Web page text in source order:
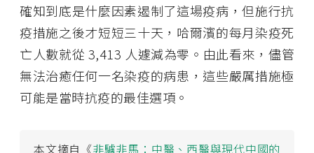
確知到底是什麼因素遏制了這場疫病，但施行抗
疫措施之後才短短三十天，哈爾濱的每月染疫死
亡人數就從 3,413 人遽減為零。由此看來，儘管
無法治癒任何一名染疫的病患，這些嚴厲措施極
可能是當時抗疫的最佳選項。
本文摘自《非驢非馬：中醫、西醫與現代中國的